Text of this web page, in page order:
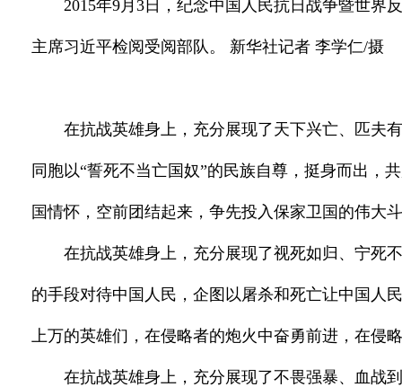
2015年9月3日，纪念中国人民抗日战争暨世界
主席习近平检阅受阅部队。 新华社记者 李学仁/摄
在抗战英雄身上，充分展现了天下兴亡、匹夫
同胞以“誓死不当亡国奴”的民族自尊，挺身而出，
国情怀，空前团结起来，争先投入保家卫国的伟大
在抗战英雄身上，充分展现了视死如归、宁死
的手段对待中国人民，企图以屠杀和死亡让中国人
上万的英雄们，在侵略者的炮火中奋勇前进，在侵
在抗战英雄身上，充分展现了不畏强暴、血战